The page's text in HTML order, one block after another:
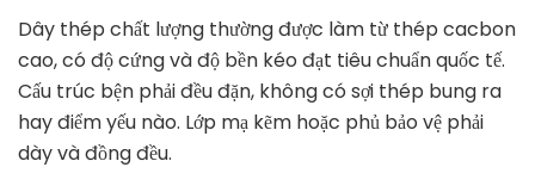
Dây thép chất lượng thường được làm từ thép cacbon
cao, có độ cứng và độ bền kéo đạt tiêu chuẩn quốc tế.
Cấu trúc bện phải đều đặn, không có sợi thép bung ra
hay điểm yếu nào. Lớp mạ kẽm hoặc phủ bảo vệ phải
dày và đồng đều.